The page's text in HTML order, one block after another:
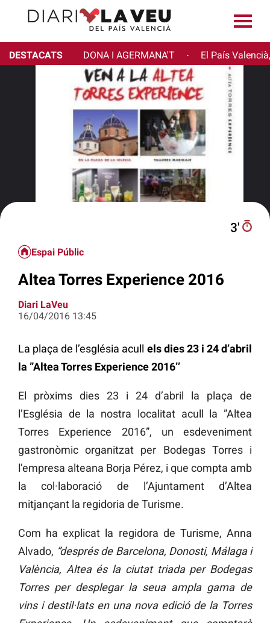
DESTACATS DONA I AGERMANA'T · El País
3′
Espai Públic
Altea Torres Experience 2016
Diari LaVeu
16/04/2016 13:45
La plaça de l’església acull els dies 23 i 24 d’abril
la ”Altea Torres Experience 2016’’
El pròxims dies 23 i 24 d’abril la plaça de
l’Església de la nostra localitat acull la ”Altea
Torres Experience 2016”, un esdeveniment
gastronòmic organitzat per Bodegas Torres i
l’empresa alteana Borja Pérez, i que compta amb
la col·laboració de l’Ajuntament d’Altea
mitjançant la regidoria de Turisme.
Com ha explicat la regidora de Turisme, Anna
Alvado, ”després de Barcelona, Donosti, Málaga i
València, Altea és la ciutat triada per Bodegas
Torres per desplegar la seua ampla gama de
vins i destil·lats en una nova edició de la Torres